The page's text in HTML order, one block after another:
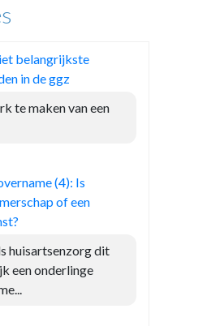
belangrijkste
in de ggz
te maken van een
(4): Is
of een
huisartsenzorg dit
een onderlinge